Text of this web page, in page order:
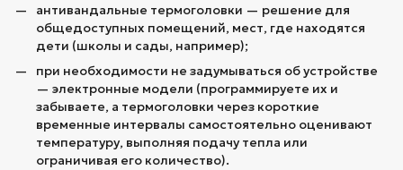
антивандальные термоголовки — решение для
общедоступных помещений, мест, где находятся
дети (школы и сады, например);
при необходимости не задумываться об устройстве
— электронные модели (программируете их и
забываете, а термоголовки через короткие
временные интервалы самостоятельно оценивают
температуру, выполняя подачу тепла или
ограничивая его количество).